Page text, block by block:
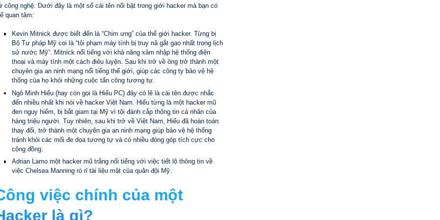
công nghệ. Dưới đây là một số cái tên nổi bật trong giới hacker mà bạn có
quan tâm:
Kevin Mitnick được biết đến là “Chim ưng” của thế giới hacker. Từng bị
Bộ Tư pháp Mỹ coi là “tội phạm máy tính bị truy nã gắt gao nhất trong lịch
sử nước Mỹ”. Mitnick nổi tiếng với khả năng xâm nhập hệ thống điện
thoại và máy tính một cách điêu luyện. Sau khi trở về ông trở thành một
chuyên gia an ninh mạng nổi tiếng thế giới, giúp các công ty bảo vệ hệ
thống của họ khỏi những cuộc tấn công tương tự.
Ngô Minh Hiếu (hay còn gọi là Hiếu PC) đây có lẽ là cái tên được nhắc
đến nhiều nhất khi nói về hacker Việt Nam. Hiếu từng là một hacker mũ
đen nguy hiểm, bị bắt giam tại Mỹ vì tội đánh cắp thông tin cá nhân của
hàng triệu người. Tuy nhiên, sau khi trở về Việt Nam, Hiếu đã hoàn toàn
thay đổi, trở thành một chuyên gia an ninh mạng giúp bảo vệ hệ thống
tránh khỏi các mối đe dọa tương tự và có nhiều đóng góp tích cực cho
cộng đồng.
Adrian Lamo một hacker mũ trắng nổi tiếng với việc tiết lộ thông tin về
việc Chelsea Manning rò rỉ tài liệu mật của quân đội Mỹ.
việc chính của một
là gì?